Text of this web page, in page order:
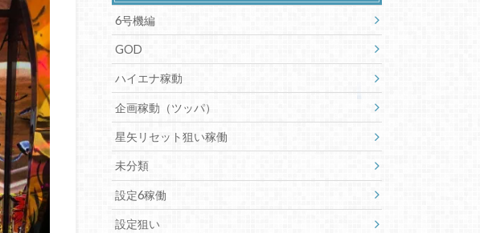
6号機編
GOD
ハイエナ稼動
企画稼動（ツッパ）
星矢リセット狙い稼働
未分類
設定6稼働
設定狙い